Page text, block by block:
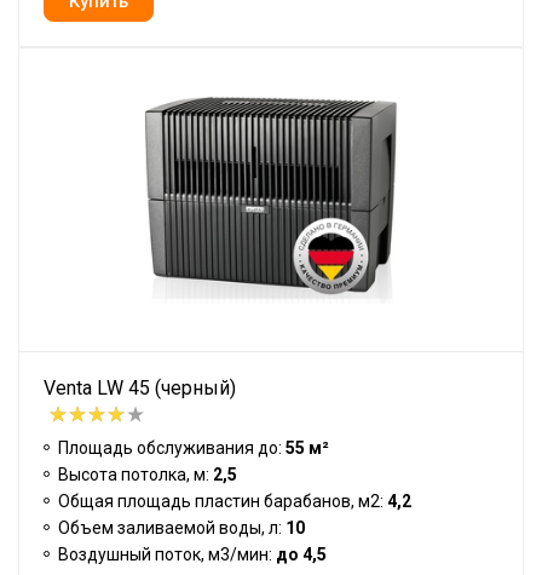
Venta LW 45 (черный)
Площадь обслуживания до: 55 м²
Высота потолка, м: 2,5
Общая площадь пластин барабанов, м2: 4,2
Объем заливаемой воды, л: 10
Воздушный поток, м3/мин: до 4,5